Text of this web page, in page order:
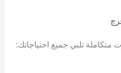
تلبي جميع احتياجاتك: